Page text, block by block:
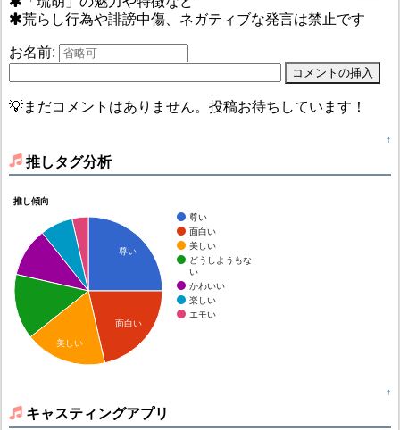
荒らし行為や誹謗中傷、ネガティブな発言は禁止です
お名前:
💡まだコメントはありません。投稿お待ちしています！
↑
推しタグ分析
推し傾向
尊い
面白い
美しい
どうしようもな
い
かわいい
楽しい
エモい
尊い
面白い
美しい
↑
キャスティングアプリ